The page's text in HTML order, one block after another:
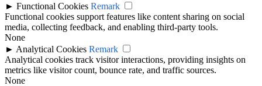
► Functional Cookies Remark
Functional cookies support features like content sharing on social
media, collecting feedback, and enabling third-party tools.
None
► Analytical Cookies Remark
Analytical cookies track visitor interactions, providing insights on
metrics like visitor count, bounce rate, and traffic sources.
None